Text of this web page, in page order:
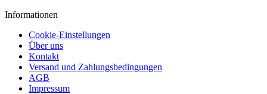
Informationen
Cookie-Einstellungen
Über uns
Kontakt
Versand und Zahlungsbedingungen
AGB
Impressum